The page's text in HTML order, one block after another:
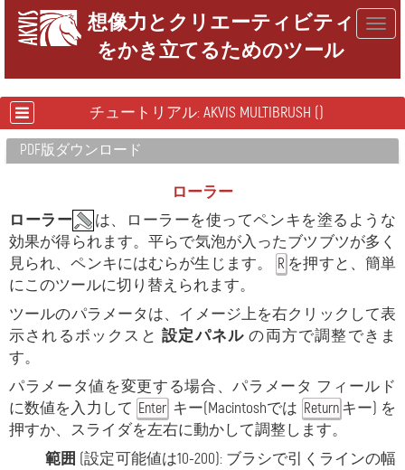
想像力とクリエーティビティ
をかき立てるためのツール
チュートリアル: AKVIS MULTIBRUSH ()
PDF版ダウンロード
ローラー
ローラー
は、ローラーを使ってペンキを塗るような
効果が得られます。平らで気泡が入ったブツブツが多く
見られ、ペンキにはむらが生じます。
R を押すと、簡単
にこのツールに切り替えられます。
ツールのパラメータは、イメージ上を右クリックして表
示されるボックスと設定パネル の両方で調整できま
す。
パラメータ値を変更する場合、パラメータ フィールド
に数値を入力して Enter キー(Macintoshでは Return キー) を
押すか、スライダを左右に動かして調整します。
範囲 (設定可能値は10-200): ブラシで引くラインの幅